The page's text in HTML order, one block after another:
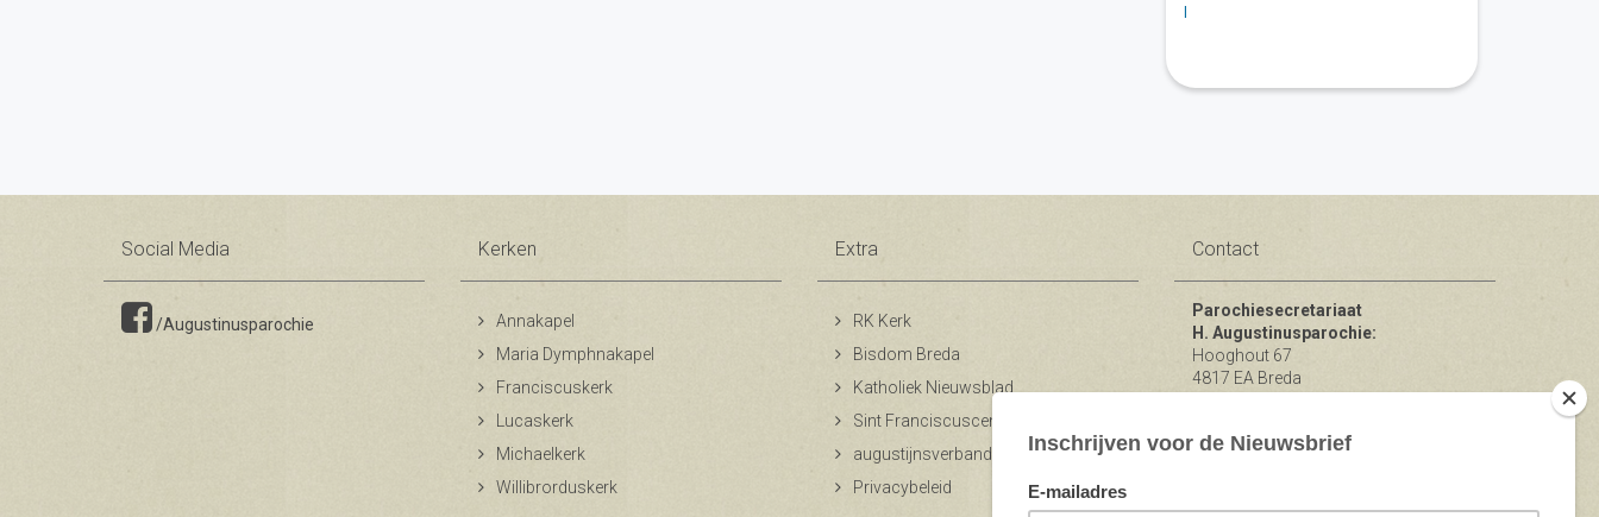
Social Media
/Augustinusparochie
Kerken
Annakapel
Maria Dymphnakapel
Franciscuskerk
Lucaskerk
Michaelkerk
Willibrorduskerk
Extra
RK Kerk
Bisdom Breda
Katholiek Nieuwsblad
Sint Franciscuscentrum
augustijnsverband.nl
Privacybeleid
Contact
Parochiesecretariaat
H. Augustinusparochie:
Hooghout 67
4817 EA Breda
Bereikbaar op ma-woe-vrijdag van